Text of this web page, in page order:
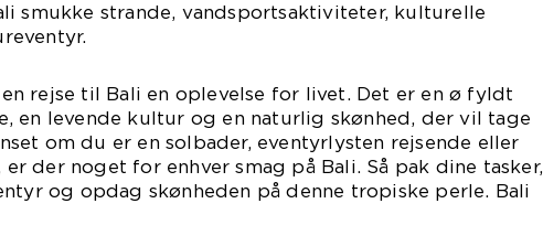
smukke strande, vandsportsaktiviteter, kulturelle
en rejse til Bali en oplevelse for livet. Det er en ø fyldt
en levende kultur og en naturlig skønhed, der vil tage
om du er en solbader, eventyrlysten rejsende eller
der noget for enhver smag på Bali. Så pak dine tasker,
og opdag skønheden på denne tropiske perle. Bali